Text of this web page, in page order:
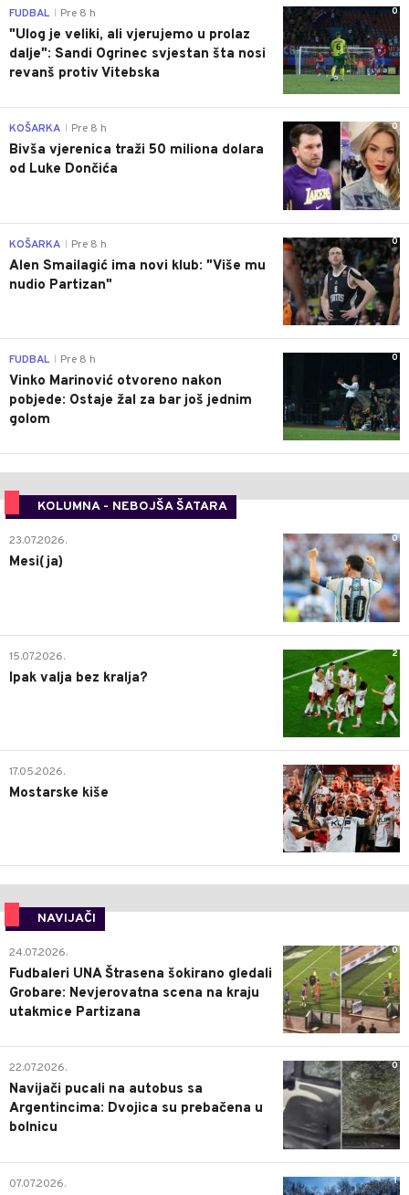
0
FUDBAL Pre 8 h
"Ulog je veliki, ali vjerujemo u prolaz
dalje": Sandi Ogrinec svjestan šta nosi
revanš protiv Vitebska
0
KOŠARKA Pre 8 h
Bivša vjerenica traži 50 miliona dolara
od Luke Dončića
0
KOŠARKA Pre 8 h
Alen Smailagić ima novi klub: "Više mu
nudio Partizan"
0
FUDBAL Pre 8 h
Vinko Marinović otvoreno nakon
pobjede: Ostaje žal za bar još jednim
golom
KOLUMNA - NEBOJŠA ŠATARA
0
23.07.2026.
Mesi(ja)
2
15.07.2026.
Ipak valja bez kralja?
0
17.05.2026.
Mostarske kiše
NAVIJAČI
0
24.07.2026.
Fudbaleri UNA Štrasena šokirano gledali
Grobare: Nevjerovatna scena na kraju
utakmice Partizana
0
22.07.2026.
Navijači pucali na autobus sa
Argentincima: Dvojica su prebačena u
bolnicu
1
07.07.2026.